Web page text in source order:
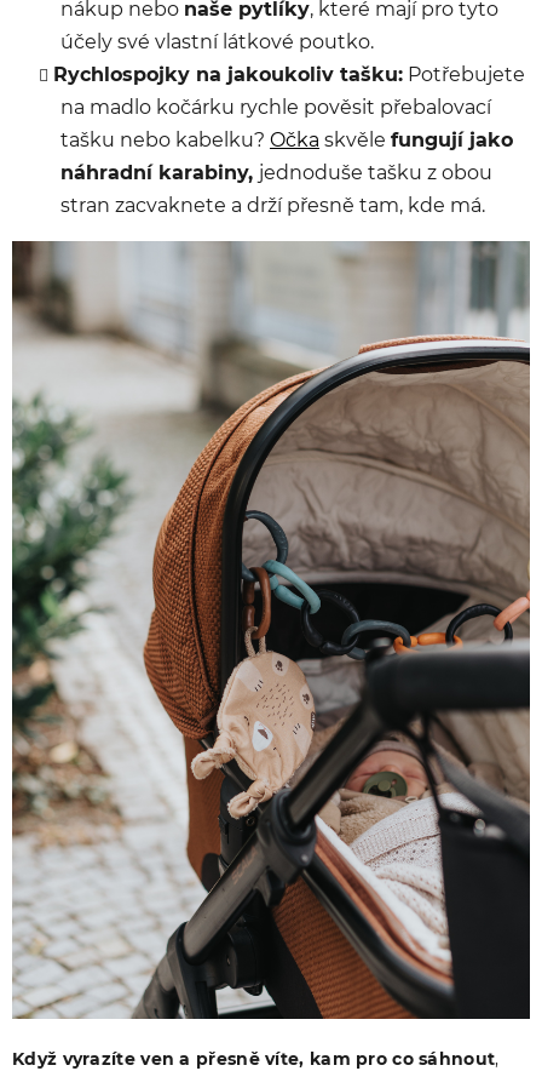
nákup nebo naše pytlíky, které mají pro tyto
účely své vlastní látkové poutko.
Rychlospojky na jakoukoliv tašku: Potřebujete
na madlo kočárku rychle pověsit přebalovací
tašku nebo kabelku? Očka skvěle fungují jako
náhradní karabiny, jednoduše tašku z obou
stran zacvaknete a drží přesně tam, kde má.
Když vyrazíte ven a přesně víte, kam pro co sáhnout,